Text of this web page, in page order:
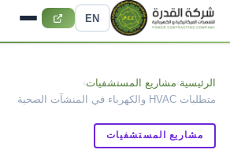
EN
الرئيسية›مشاريع المستشفيات›
متطلبات HVAC والكهرباء في المنشآت الصحية
مشاريع المستشفيات